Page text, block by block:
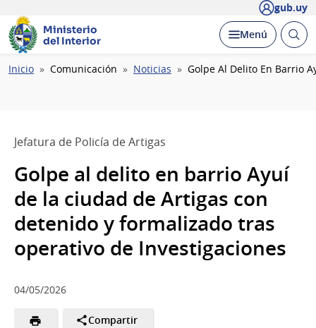
gub.uy
Ministerio
del Interior
Desplegar
Menú Abrir
Ruta
Inicio Comunicación Noticias Golpe Al Delito En Barrio
Jefatura de Policía de Artigas
Golpe al delito en barrio Ayuí
de la ciudad de Artigas con
detenido y formalizado tras
operativo de Investigaciones
04/05/2026
Compartir